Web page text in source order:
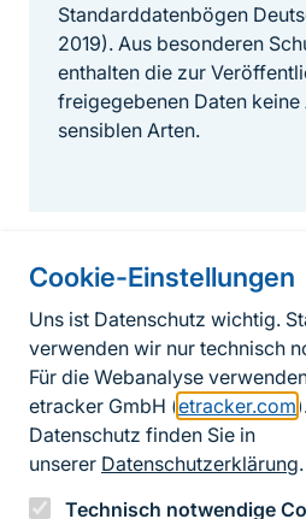
Cookie-Einstellungen
Uns ist Datenschutz wichtig.
verwenden wir nur technisch
Für die Webanalyse
etracker GmbH (etracker.com
Datenschutz finden Sie in
unserer Datenschutzerklärung.
Technisch notwendige
Standarddatenbögen
2019). Aus besonderen
enthalten die zur
freigegebenen Daten keine
sensiblen Arten.
Informationen zur
FußzeileKontakt
Erklärung zur